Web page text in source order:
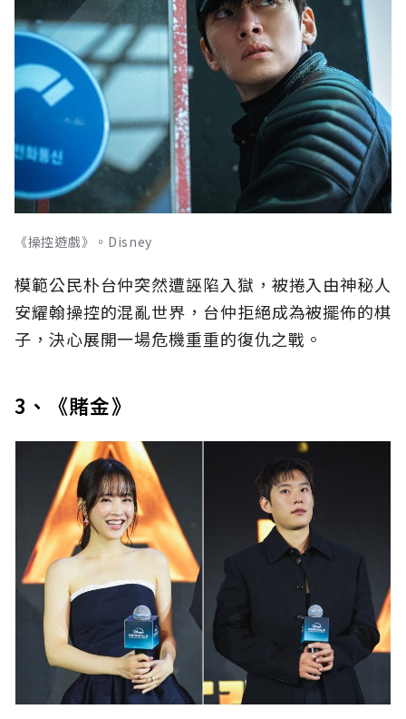
《操控遊戲》。Disney
模範公民朴台仲突然遭誣陷入獄，被捲入由神秘人
安耀翰操控的混亂世界，台仲拒絕成為被擺佈的棋
子，決心展開一場危機重重的復仇之戰。
3、《賭金》